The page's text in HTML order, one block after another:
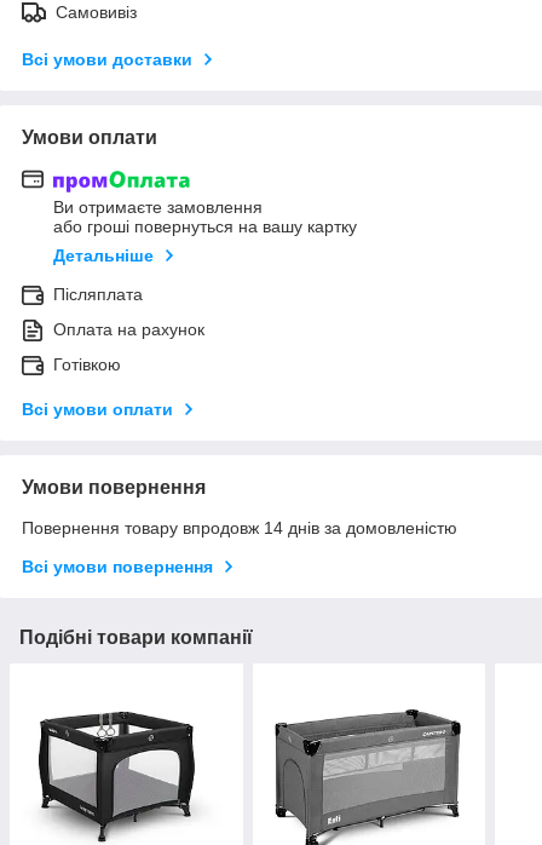
Самовивіз
Всі умови доставки
Умови оплати
Ви отримаєте замовлення
або гроші повернуться на вашу картку
Детальніше
Післяплата
Оплата на рахунок
Готівкою
Всі умови оплати
Умови повернення
Повернення товару впродовж 14 днів за домовленістю
Всі умови повернення
Подібні товари компанії